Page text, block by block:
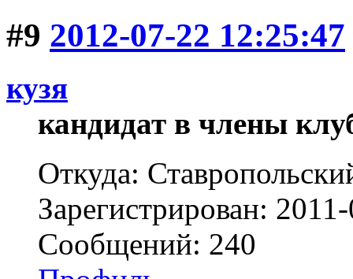
#9 2012-07-22 12:25:47
кузя
кандидат в члены
Откуда:
Зарегистрирован:
Сообщений: 240